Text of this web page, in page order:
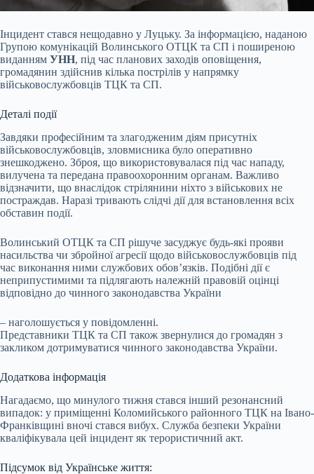
Інцидент стався нещодавно у Луцьку. За інформацією, наданою
Групою комунікацій Волинського ОТЦК та СП і поширеною
виданням УНН, під час планових заходів оповіщення,
громадянин здійснив кілька пострілів у напрямку
військовослужбовців ТЦК та СП.
Деталі події
Завдяки професійним та злагодженим діям присутніх
військовослужбовців, зловмисника було оперативно
знешкоджено. Зброя, що використовувалася під час нападу,
вилучена та передана правоохоронним органам. Важливо
відзначити, що внаслідок стрілянини ніхто з військових не
постраждав. Наразі тривають слідчі дії для встановлення всіх
обставин події.
Волинський ОТЦК та СП рішуче засуджує будь-які прояви
насильства чи збройної агресії щодо військовослужбовців під
час виконання ними службових обов’язків. Подібні дії є
неприпустимими та підлягають належній правовій оцінці
відповідно до чинного законодавства України
– наголошується у повідомленні.
Представники ТЦК та СП також звернулися до громадян з
закликом дотримуватися чинного законодавства України.
Додаткова інформація
Нагадаємо, що минулого тижня стався інший резонансний
випадок: у приміщенні Коломийського районного ТЦК на Івано-
Франківщині вночі стався вибух. Служба безпеки України
кваліфікувала цей інцидент як терористичний акт.
Підсумок від Українське життя: